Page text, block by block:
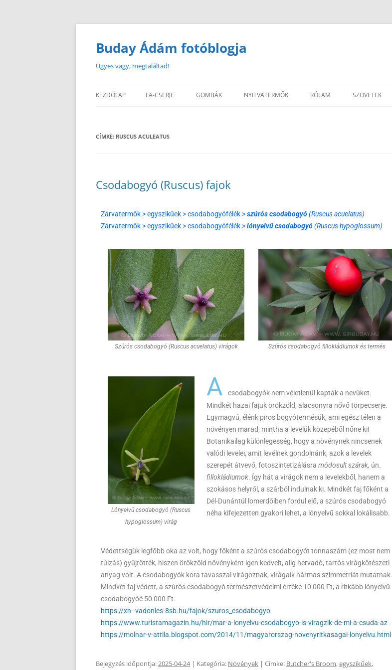
Buday Ádám fotóblogja
Ügyes vagy, megtaláltad!
KEZDŐLAP FA-CSERJE GOMBÁK NYITVATERMŐK RÓLAM SZÖVETEK
CÍMKE: RUSCUS ACULEATUS
Csodabogyó (Ruscus) fajok
Zárvatermők > egyszikűek > csodabogyófélék >szúrós csodabogyó(Ruscus acuelatus)
Zárvatermők > egyszikűek > csodabogyófélék >lónyelvű csodabogyó(Ruscus hypoglossum)
Szúrós csodabogyó (Ruscus acuelatus) virágok Szúrós csodabogyó fillokládiumok és termés
Lónyelvű csodabogyó (Ruscus
hypoglossum) virág
A
csodabogyók nem véletlenül kapták a nevüket.
Mindkét hazai fajuk örökzöld, alacsonyra nővő törpecserje.
Egymagvú, élénk piros bogyótermésük, ami egész télen a
növényen marad, mintha a levelük közepéből nőne ki!
Botanikailag különlegesség, hogy a növénynek nincsenek
valódi levelei, amit levélnek gondolnánk, azok a levelek
szerepét átvevő, fotoszintetizálásra módosult szárak, ún.
fillokládiumok. Így hát a virágok nem a levelekből, hanem a
szokásos helyről, a szárból indulnak ki. Mindkét faj főként a
Dél-Dunántúl lomerdőiben fordul elő, a szúrós csodabogyó
néha kifejezetten gyakori lehet, a lónyelvű sokkal lokálisabb.
Védettségük legfőbb oka az volt, hogy főként a szúrós csodabogyót tonnaszám (ez most nem
túlzás) gyűjtötték, hiszen örökzöld növényként igen kedvelt, alig hervadó, tartós virágkötészeti
anyag volt. A csodabogyók kora tavasszal virágoznak, virágaik hármas szimmetriát mutatnak.
Mindkét faj védett, a szúrós csodabogyó természetvédelmi értéke 10 000 Ft, a ritkább lónyelvű
csodabogyóé 50 000 Ft.
https://xn--vadonles-8sb.hu/fajok/szuros_csodabogyo
https://www.turistamagazin.hu/hir/mar-a-lonyelvu-csodabogyo-is-viragzik-de-mi-a-csuda-az
https://molnar-v-attila.blogspot.com/2014/11/magyarorszag-novenyritkasagai-lonyelvu.html
Bejegyzés időpontja:2025-04-24| Kategória: Növények | Címke: Butcher's Broom,egyszikűek,